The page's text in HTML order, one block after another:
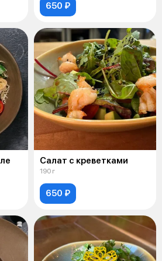
650 ₽
Салат с креветками
190 г
650 ₽